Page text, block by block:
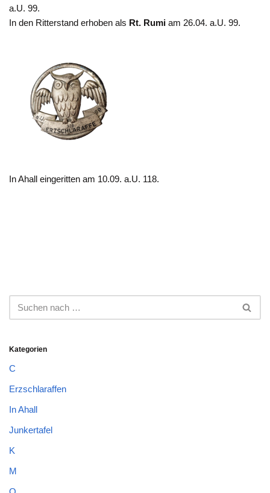
a.U. 99.
In den Ritterstand erhoben als Rt. Rumi am 26.04. a.U. 99.
In Ahall eingeritten am 10.09. a.U. 118.
Kategorien
C
Erzschlaraffen
In Ahall
Junkertafel
K
M